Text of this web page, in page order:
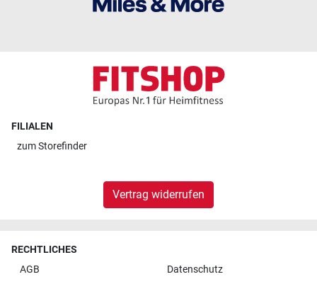
FILIALEN
zumStorefinder
Vertrag widerrufen
RECHTLICHES
AGB
Datenschutz